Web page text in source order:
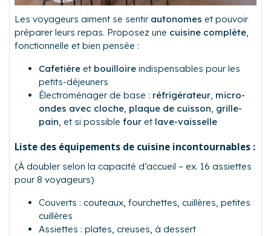
Les voyageurs aiment se sentir autonomes et pouvoir
préparer leurs repas. Proposez une cuisine complète,
fonctionnelle et bien pensée :
Cafetière et bouilloire indispensables pour les
petits-déjeuners
Électroménager de base : réfrigérateur, micro-
ondes avec cloche, plaque de cuisson, grille-
pain, et si possible four et lave-vaisselle
Liste des équipements de cuisine incontournables :
(À doubler selon la capacité d’accueil – ex. 16 assiettes
pour 8 voyageurs)
Couverts : couteaux, fourchettes, cuillères, petites
cuillères
Assiettes : plates, creuses, à dessert